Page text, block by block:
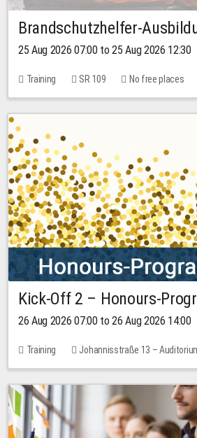
Brandschutzhelfer-
25 Aug 2026 07:00 to 25 Aug 2026 12:30
Training SR 109 No free places
Kick-Off 2 – Honours-
26 Aug 2026 07:00 to 26 Aug 2026 14:00
Training
Johannisstraße 13 –
No free places